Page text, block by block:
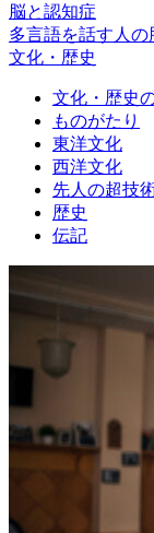
脳と認知症
多言語を話す人
文化・歴史
文化・歴史
ものがたり
東洋文化
西洋文化
先人の超技
歴史
伝記